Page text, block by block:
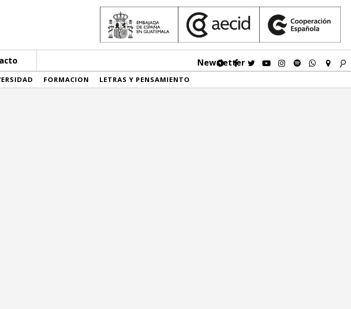
Newsletter
FORMACION LETRAS Y PENSAMIENTO